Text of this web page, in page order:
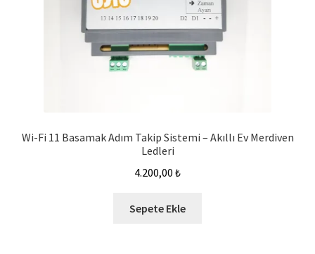
Wi-Fi 11 Basamak Adım Takip Sistemi – Akıllı Ev Merdiven
Ledleri
4.200,00 ₺
Sepete Ekle